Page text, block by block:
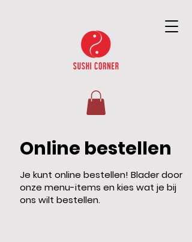
Online bestellen
Je kunt online bestellen! Blader door
onze menu-items en kies wat je bij
ons wilt bestellen.